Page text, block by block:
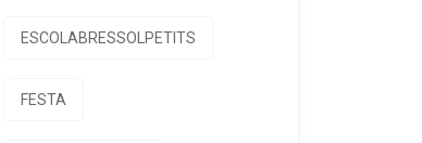
ESCOLABRESSOLPETITS
FESTA